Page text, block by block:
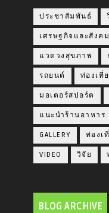
ประชาสัมพันธ์
เศรษฐกิจและสังคม
แวดวงสุขภาพ
รถยนต์ ท่องเที่
มอเตอร์สปอร์ต
แนะนำร้านอาหาร
GALLERY ท่องเ
VIDEO วิจัย
BLOG ARCHIVE